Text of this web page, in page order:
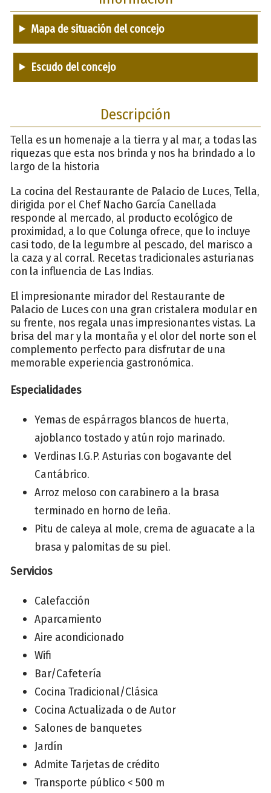
Mapa de situación del concejo
Escudo del concejo
Descripción
Tella es un homenaje a la tierra y al mar, a todas las
riquezas que esta nos brinda y nos ha brindado a lo
largo de la historia
La cocina del Restaurante de Palacio de Luces, Tella,
dirigida por el Chef Nacho García Canellada
responde al mercado, al producto ecológico de
proximidad, a lo que Colunga ofrece, que lo incluye
casi todo, de la legumbre al pescado, del marisco a
la caza y al corral. Recetas tradicionales asturianas
con la influencia de Las Indias.
El impresionante mirador del Restaurante de
Palacio de Luces con una gran cristalera modular en
su frente, nos regala unas impresionantes vistas. La
brisa del mar y la montaña y el olor del norte son el
complemento perfecto para disfrutar de una
memorable experiencia gastronómica.
Especialidades
Yemas de espárragos blancos de huerta,
ajoblanco tostado y atún rojo marinado.
Verdinas I.G.P. Asturias con bogavante del
Cantábrico.
Arroz meloso con carabinero a la brasa
terminado en horno de leña.
Pitu de caleya al mole, crema de aguacate a la
brasa y palomitas de su piel.
Servicios
Calefacción
Aparcamiento
Aire acondicionado
Wifi
Bar/Cafetería
Cocina Tradicional/Clásica
Cocina Actualizada o de Autor
Salones de banquetes
Jardín
Admite Tarjetas de crédito
Transporte público < 500 m